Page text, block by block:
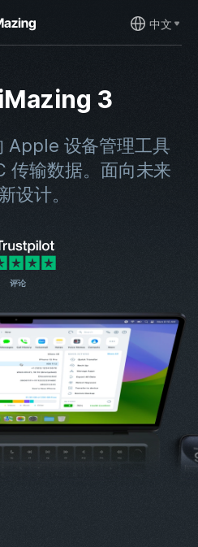
中文
3
Apple 设备管理工具
输数据。 面向未来
设计。
评论